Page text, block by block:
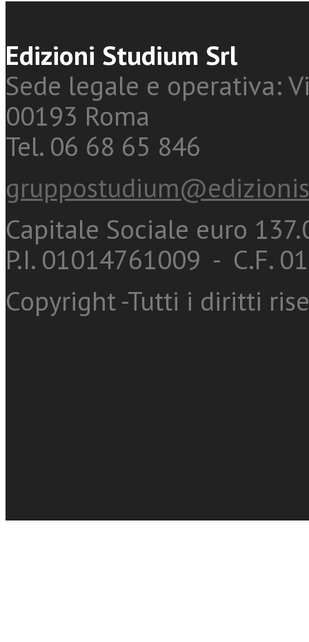
Edizioni Studium Srl
Sede legale e operativa:
00193 Roma
Tel. 06 68 65 846
Capitale Sociale euro
P.I. 01014761009 - C.F.
Copyright -Tutti i diritti